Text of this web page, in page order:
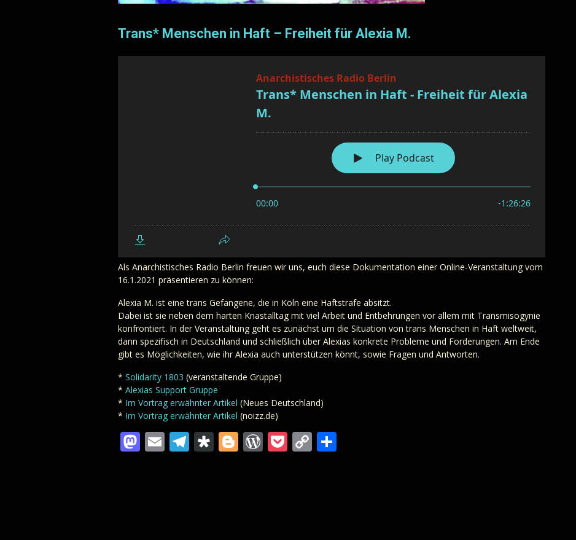
Trans* Menschen in Haft – Freiheit für Alexia M.
Als Anarchistisches Radio Berlin freuen wir uns, euch diese Dokumentation einer Online-Veranstaltung vom
16.1.2021 präsentieren zu können:
Alexia M. ist eine trans Gefangene, die in Köln eine Haftstrafe absitzt.
Dabei ist sie neben dem harten Knastalltag mit viel Arbeit und Entbehrungen vor allem mit Transmisogynie
konfrontiert. In der Veranstaltung geht es zunächst um die Situation von trans Menschen in Haft weltweit,
dann spezifisch in Deutschland und schließlich über Alexias konkrete Probleme und Forderungen. Am Ende
gibt es Möglichkeiten, wie ihr Alexia auch unterstützen könnt, sowie Fragen und Antworten.
* Solidarity 1803 (veranstaltende Gruppe)
* Alexias Support Gruppe
* Im Vortrag erwähnter Artikel (Neues Deutschland)
* Im Vortrag erwähnter Artikel (noizz.de)
Mastodon
EmailTelegram
Diaspora
Blogger
WordPress
Pocket
Copy